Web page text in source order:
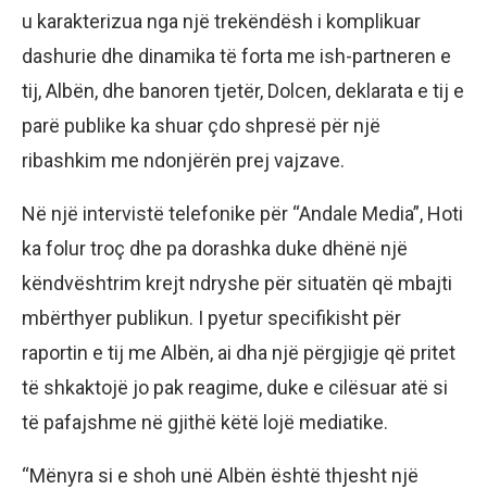
u karakterizua nga një trekëndësh i komplikuar
dashurie dhe dinamika të forta me ish-partneren e
tij, Albën, dhe banoren tjetër, Dolcen, deklarata e tij e
parë publike ka shuar çdo shpresë për një
ribashkim me ndonjërën prej vajzave.
Në një intervistë telefonike për “Andale Media”, Hoti
ka folur troç dhe pa dorashka duke dhënë një
këndvështrim krejt ndryshe për situatën që mbajti
mbërthyer publikun. I pyetur specifikisht për
raportin e tij me Albën, ai dha një përgjigje që pritet
të shkaktojë jo pak reagime, duke e cilësuar atë si
të pafajshme në gjithë këtë lojë mediatike.
“Mënyra si e shoh unë Albën është thjesht një